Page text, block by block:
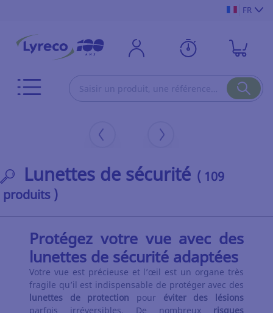
FR
Lunettes de sécurité ( 109
produits )
Protégez votre vue avec des
lunettes de sécurité adaptées
Votre vue est précieuse et l’œil est un organe très
fragile qu’il est indispensable de protéger avec des
lunettes de protection pour éviter des lésions
parfois irréversibles. De nombreux risques